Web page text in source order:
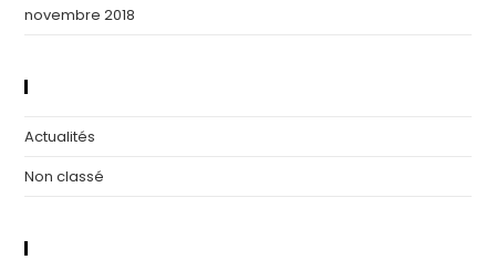
novembre 2018
Actualités
Non classé